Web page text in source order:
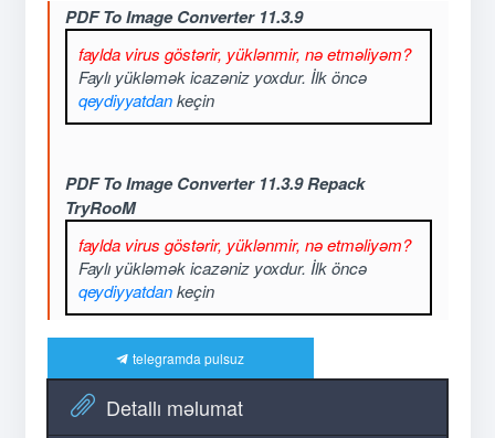
PDF To Image Converter 11.3.9
faylda virus göstərir, yüklənmir, nə etməliyəm?
Faylı yükləmək icazəniz yoxdur. İlk öncə
qeydiyyatdankeçin
PDF To Image Converter 11.3.9 Repack
TryRooM
faylda virus göstərir, yüklənmir, nə etməliyəm?
Faylı yükləmək icazəniz yoxdur. İlk öncə
qeydiyyatdankeçin
telegramda pulsuz
Detallı məlumat